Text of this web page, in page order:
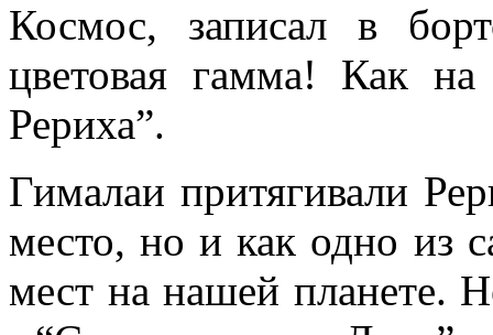
Космос, записал в
цветовая гамма! Как
Рериха”.
Гималаи притягивали
место, но и как одно из
мест на нашей планете.